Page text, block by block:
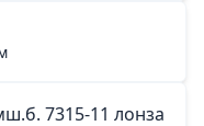
7315-11 лонза